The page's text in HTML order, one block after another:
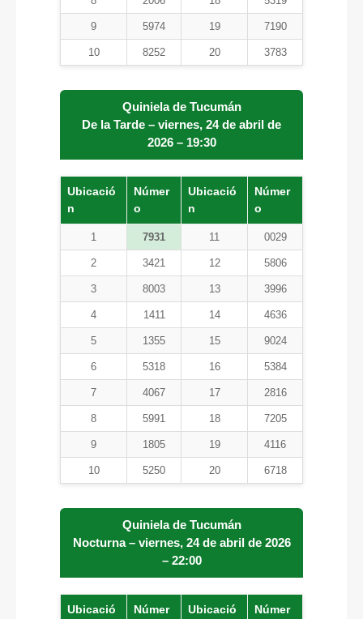
9 5974 19 7190
10 8252 20 3783
Quiniela de Tucumán
De la Tarde – viernes, 24 de abril de
2026 – 19:30
Ubicació
n
Númer
o
Ubicació
n
Númer
o
1 7931 11 0029
2 3421 12 5806
3 8003 13 3996
4 1411 14 4636
5 1355 15 9024
6 5318 16 5384
7 4067 17 2816
8 5991 18 7205
9 1805 19 4116
10 5250 20 6718
Quiniela de Tucumán
Nocturna – viernes, 24 de abril de 2026
– 22:00
Ubicació
Númer
Ubicació
Númer